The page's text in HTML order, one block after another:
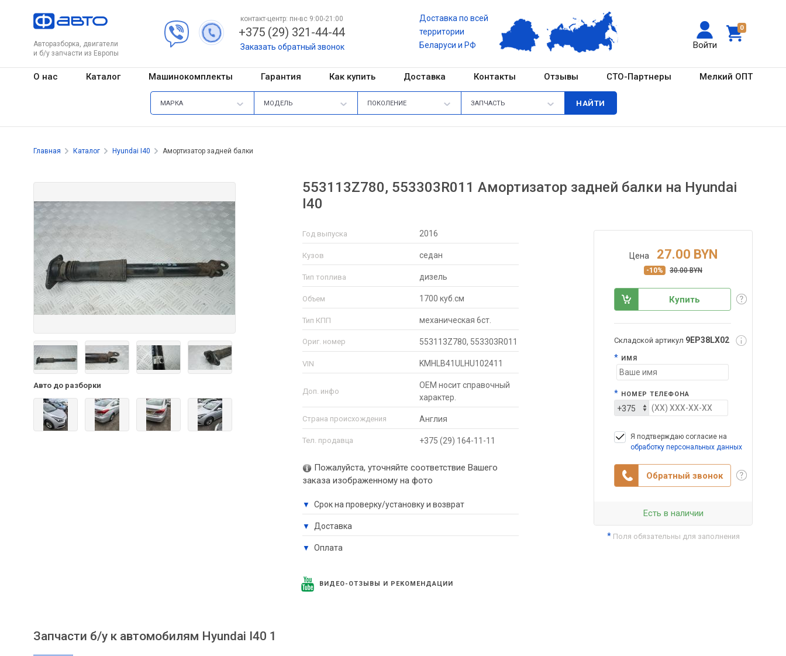
Авторазборка, двигатели
и б/у запчасти из Европы
0
Войти
контакт-центр: пн-вс 9:00-21:00
+375 (29) 321-44-44
Заказать обратный звонок
Доставка по всей
территории
Беларуси и РФ
О нас Каталог Машинокомплекты Гарантия Как купить Доставка Контакты Отзывы СТО-Партнеры Мелкий ОПТ
МАРКА МОДЕЛЬ ПОКОЛЕНИЕ ЗАПЧАСТЬ
Главная Каталог Hyundai I40 Амортизатор задней балки
Авто до разборки
553113Z780, 553303R011 Амортизатор задней балки на Hyundai
I40
Год выпуска 2016
Кузов седан
Тип топлива дизель
Объем 1700 куб.см
Тип КПП механическая 6ст.
Ориг. номер 553113Z780, 553303R011
VIN KMHLB41ULHU102411
Доп. инфо
ОЕМ носит справочный
характер.
Страна происхождения Англия
Тел. продавца +375 (29) 164-11-11
Пожалуйста, уточняйте соответствие Вашего
заказа изображенному на фото
▼ Срок на проверку/установку и возврат
▼ Доставка
▼ Оплата
ВИДЕО-ОТЗЫВЫ И РЕКОМЕНДАЦИИ
Цена 27.00 BYN
-10% 30.00 BYN
Купить
Складской артикул 9EP38LX02
* ИМЯ
* НОМЕР ТЕЛЕФОНА
Я подтверждаю согласие на
обработку персональных данных
Обратный звонок
Есть в наличии
*Поля обязательны для заполнения
Запчасти б/у к автомобилям Hyundai I40 1